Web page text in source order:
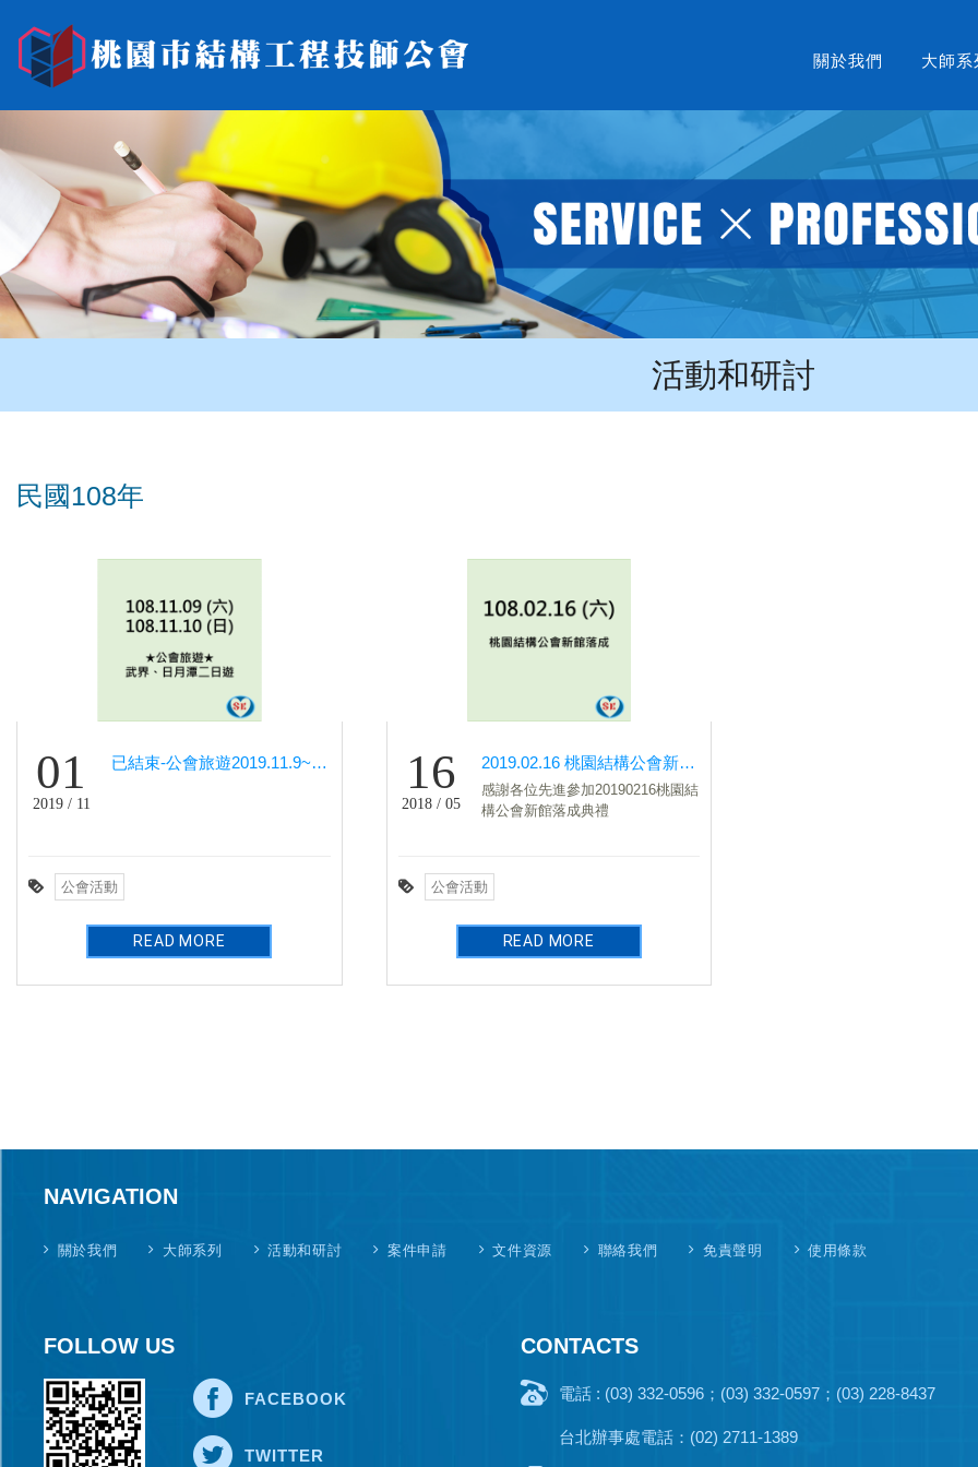
關於我們 大師系
活動和研討
民國108年
01
2019 / 11
已結束-公會旅遊2019.11.9~11.10「武界、日月潭二日遊」
公會活動
READ MORE
16
2018 / 05
2019.02.16 桃園結構公會新館落成
感謝各位先進參加20190216桃園結
構公會新館落成典禮
公會活動
READ MORE
NAVIGATION
關於我們 大師系列 活動和研討 案件申請 文件資源 聯絡我們 免責聲明 使用條款
FOLLOW US
FACEBOOK
TWITTER
CONTACTS
電話 : (03) 332-0596；(03) 332-0597；(03) 228-8437
台北辦事處電話：(02) 2711-1389